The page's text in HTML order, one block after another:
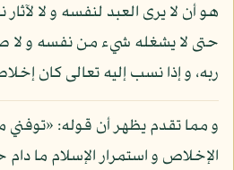
هو أن لا يرى العبد لنفسه و لا
حتى لا يشغله شيء من نفسه و لا
ربه، و إذا نسب إليه تعالى كان
و مما تقدم يظهر أن قوله:
الإخلاص و استمرار الإسلام ما دام